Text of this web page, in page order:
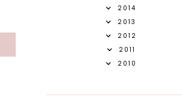
2014
2013
2012
2011
2010